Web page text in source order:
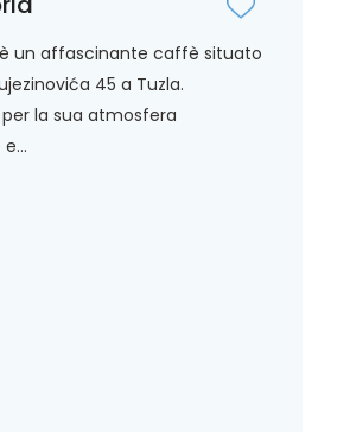
un affascinante caffè situato
45 a Tuzla.
la sua atmosfera